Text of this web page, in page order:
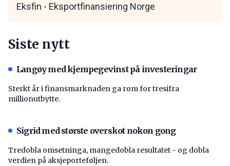
Eksfin - Eksportfinansiering Norge
Siste nytt
Langøy med kjempegevinst på investeringar
Sterkt år i finansmarknaden ga rom for tresifra
millionutbytte.
Sigrid med største overskot nokon gong
Tredobla omsetninga, mangedobla resultatet - og dobla
verdien på aksjeporteføljen.